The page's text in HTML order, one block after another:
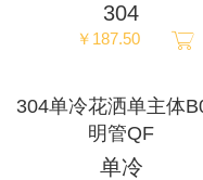
304
￥187.50
304单冷花洒单主体
明管QF
单冷